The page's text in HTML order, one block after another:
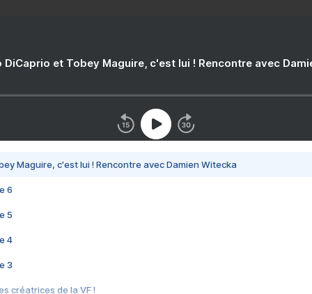
DiCaprio et Tobey Maguire, c'est lui ! Rencontre avec
Maguire, c'est lui ! Rencontre avec Damien Witecka
6
5
4
3
créatrices de la VF !